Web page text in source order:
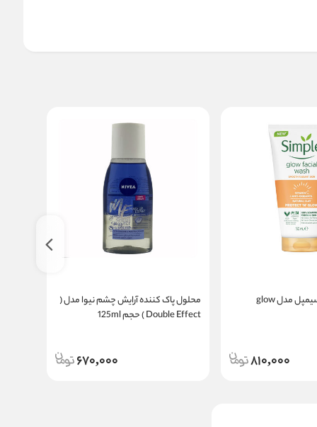
ژل شست و شو سیمپل مدل glow
810,000
محلول پاک کننده آرایش چشم نیوا مدل (
Double Effect ) حجم 125ml
670,000